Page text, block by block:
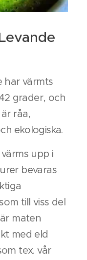
har värmts
grader, och
råa,
ekologiska.
upp i
bevaras
till viss del
maten
med eld
tex. vår